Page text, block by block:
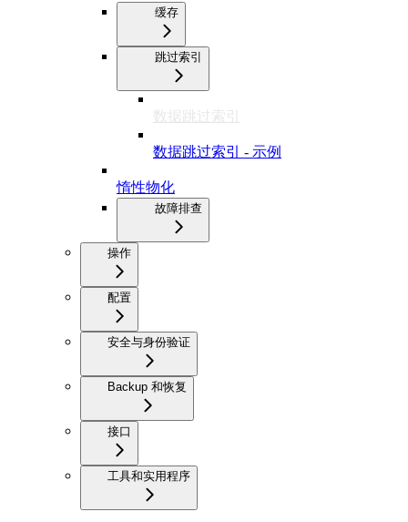
缓存
跳过索引
数据跳过索引
数据跳过索引 - 示例
惰性物化
故障排查
操作
配置
安全与身份验证
Backup 和恢复
接口
工具和实用程序